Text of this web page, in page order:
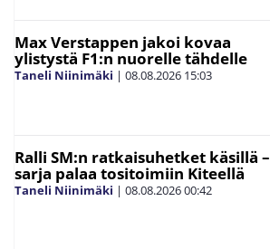
Max Verstappen jakoi kovaa
ylistystä F1:n nuorelle tähdelle
Taneli Niinimäki | 08.08.2026 15:03
Ralli SM:n ratkaisuhetket käsillä –
sarja palaa tositoimiin Kiteellä
Taneli Niinimäki | 08.08.202600:42